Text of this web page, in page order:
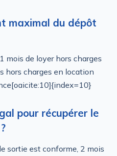
maximal du dépôt
mois de loyer hors charges
hors charges en location
pour récupérer le
sortie est conforme, 2 mois